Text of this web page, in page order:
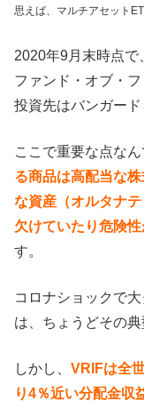
思えば、マルチアセット
2020年9月末時点で
ファンド・オブ・
投資先はバンガード
ここで重要な点な
る商品は高配当な
な資産（オルタナ
欠けていたり危険
す。
コロナショックで
は、ちょうどその典
しかし、 VRIFは全
り4％近い分配金収